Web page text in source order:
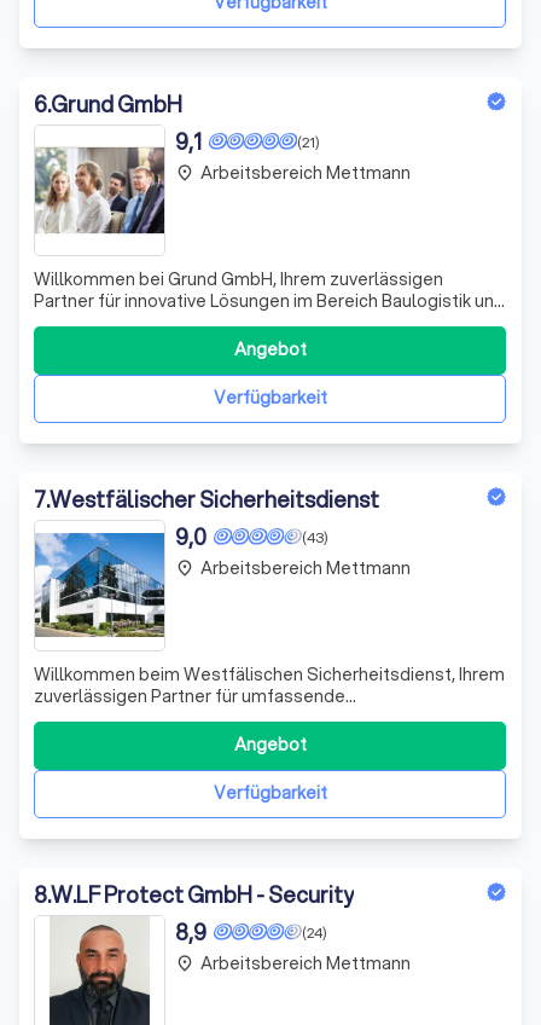
6.Grund GmbH
(21)
9,1
Willkommen bei Grund GmbH, Ihrem zuverlässigen
Partner für innovative Lösungen im Bereich Baulogistik und
Protect. Wir zeichnen uns durch unsere Expertise und
unser Engagement aus. Ihre Sicherheit ist unser Anliegen.
Unser Team aus qualifizierten Fachleuten aus dem
Bereich der Sicherheit. Wir decken
Verfügbarkeit
Angebot
place Arbeitsbereich Mettmann
7.Westfälischer Sicherheitsdienst
(43)
9,0
Willkommen beim Westfälischen Sicherheitsdienst, Ihrem
zuverlässigen Partner für umfassende
Sicherheitslösungen in Wuppertal. Wir zeichnen uns durch
unsere Expertise in der Bewachung von Objekten,
Veranstaltungen und Baustellen aus. Unsere
hochqualifizierten Sicherheitskräfte garantieren Ihnen ein
Verfügbarkeit
Angebot
place Arbeitsbereich Mettmann
8.W.LF Protect GmbH - Security
(24)
8,9
place Arbeitsbereich Mettmann